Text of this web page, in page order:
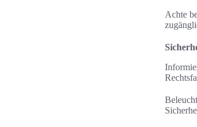
Achte